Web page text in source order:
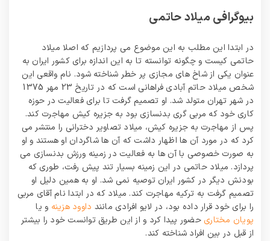
بیوگرافی میلاد حاتمی
در ابتدا این مطلب به این موضوع می پردازیم که اصلا میلاد
حاتمی کیست و چگونه توانسته تا به این اندازه برای کشور ایران به
عنوان یکی از شاخ های مجازی پر خطر شناخته شود. نام واقعی این
شخص میلاد حاتم آبادی فراهانی است که در تاریخ 23 مهر 1375
در شهر تهران متولد شد. او تصمیم گرفت تا برای فعالیت در حوزه
کاری خود که مربی گری بدنسازی بود به جزیره کیش مهاجرت کند.
پس از مهاجرت به جزیره کیش، میلاد تصاویر دخترانی را منتشر می
کرد که در مورد آن ها اظهار داشت که آن ها شاگردان او هستند و او
به صورت خصوصی با آن ها به فعالیت در زمینه ورزش بدنسازی می
پردازد. میلاد حاتمی در این زمینه بسیار تند پیش رفت، طوری که
بودنش دیگر در کشور ایران توصیه نمی شد. او به همین دلیل او
تصمیم گرفت به ترکیه مهاجرت کند. میلاد که در ابتدا نام آقای مربی
را برای خود قرار داده بود، در لایو افرادی مانند داوود هزینه و یا
پویان مختاری حضور پیدا کرد و از این طریق توانست خود را بیشتر
از قبل در بین افراد شناخته کند.